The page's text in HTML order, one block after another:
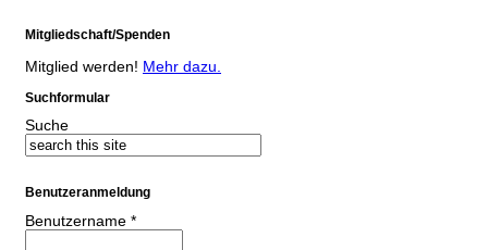
Mitgliedschaft/Spenden
Mitglied werden! Mehr dazu.
Suchformular
Suche
Benutzeranmeldung
Benutzername *